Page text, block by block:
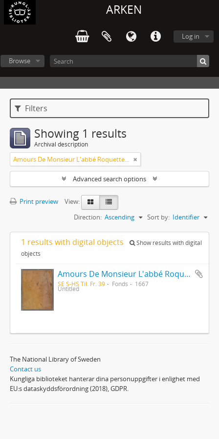
ARKEN
Log in
Browse
Filters
Showing 1 results
Archival description
Amours De Monsieur L'abbé Roquette avec Mademoiselle de Montauzier par Monsieur L'abbé Le Camus 1667
Advanced search options
Print preview
View:
Sort by: Identifier
Direction: Ascending
1 results with digital objects
Show results with digital
objects
Amours De Monsieur L'abbé Roquette avec Mademoiselle de Montauzier par Monsieur L'abbé Le Camus 1667
SE S-HS Til. Fr. 39 Fonds 1667
Untitled
The National Library of Sweden
Contact us
Kungliga biblioteket hanterar dina personuppgifter i enlighet med
EU:s dataskyddsförordning (2018), GDPR.